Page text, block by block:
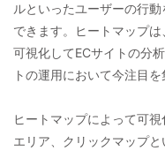
ルといったユーザーの行
できます。ヒートマップ
可視化してECサイトの分
トの運用において今注目
ヒートマップによって可
エリア、クリックマップ